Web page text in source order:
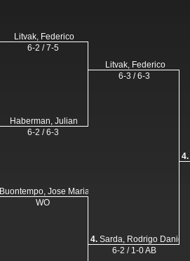
Litvak, Federico
6-2 / 7-5
Haberman, Julian
6-2 / 6-3
Buontempo, Jose Maria
WO
Litvak, Federico
6-3 / 6-3
4. Sarda, Rodrigo Daniel
6-2 / 1-0 AB
4.